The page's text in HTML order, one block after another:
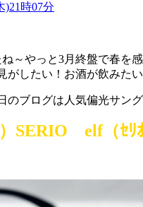
)21時07分
～やっと3月終盤で春を感
がしたい！お酒が飲みた
のブログは人気偏光サン
SERIO elf（ｾﾘｵ